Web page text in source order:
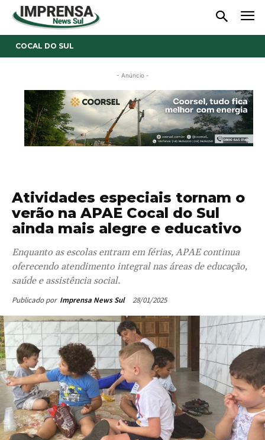
COCAL DO SUL
- Anúncio -
Atividades especiais tornam o
verão na APAE Cocal do Sul
ainda mais alegre e educativo
Enquanto as escolas entram em férias, APAE continua
oferecendo atendimento integral nas áreas de educação,
saúde e assistência social.
Publicado por Imprensa News Sul 28/01/2025